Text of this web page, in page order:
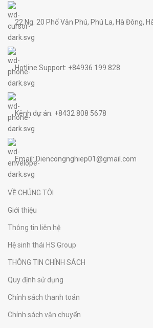
22 Ng. 20 Phố Văn Phú, Phú La, Hà Đông,
Hotline Support: +84936 199 828
Kênh dự án: +8432 808 5678
Email: Diencongnghiep01@gmail.com
VỀ CHÚNG TÔI
Giới thiệu
Thông tin liên hệ
Hệ sinh thái HS Group
THÔNG TIN CHÍNH SÁCH
Quy định sử dụng
Chính sách thanh toán
Chính sách vận chuyển